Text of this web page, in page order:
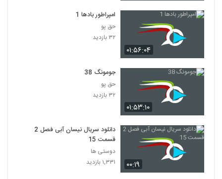
۰۱:۵۶:۰۴
امپراطور بادها 1
حق پو
۳۲ بازدید
۰۱:۵۳:۱۰
جومونگ 38
حق پو
۳۲ بازدید
۰۰:۱۹
دانلود سریال نیسان آبی فصل 2
قسمت 15
دوستی ها
۱,۳۳۱ بازدید